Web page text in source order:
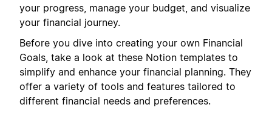
your progress, manage your budget, and visualize
your financial journey.
Before you dive into creating your own Financial
Goals, take a look at these Notion templates to
simplify and enhance your financial planning. They
offer a variety of tools and features tailored to
different financial needs and preferences.